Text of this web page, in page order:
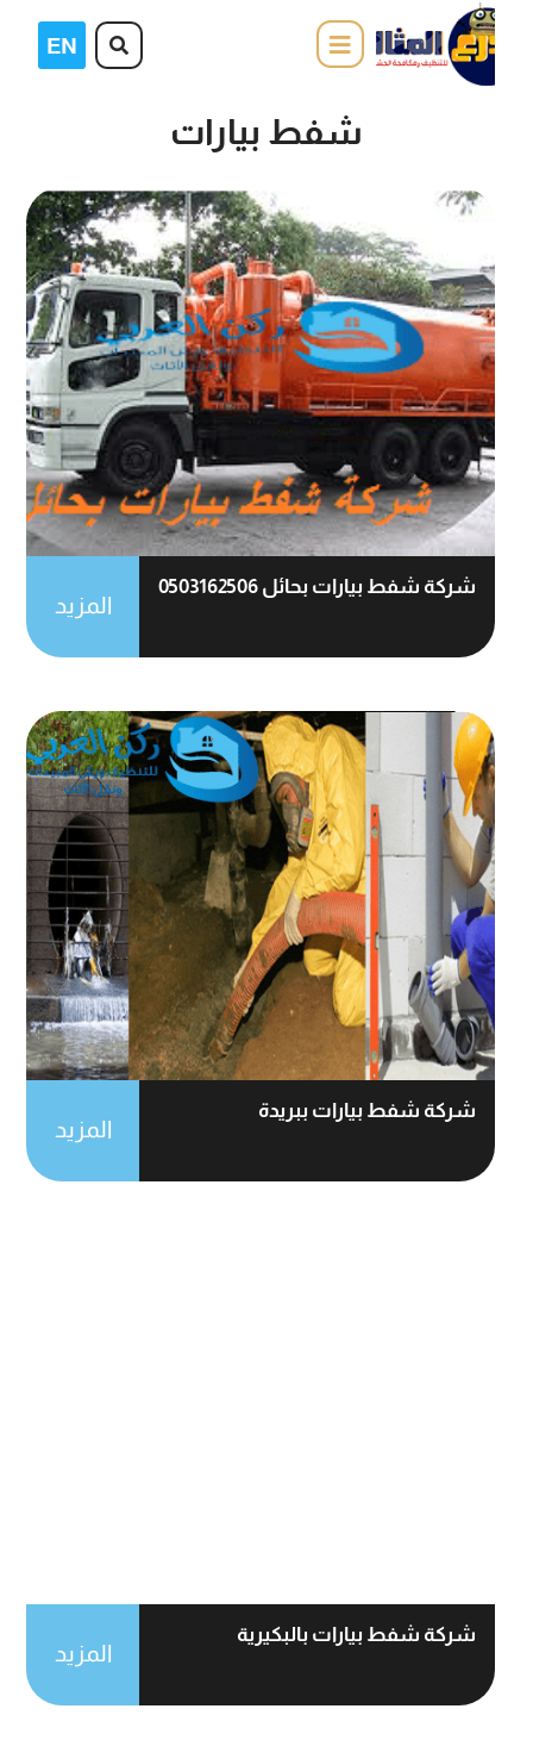
شفط بيارات
شركة شفط بيارات بحائل 0503162506
المزيد
شركة شفط بيارات ببريدة
المزيد
شركة شفط بيارات بالبكيرية
المزيد